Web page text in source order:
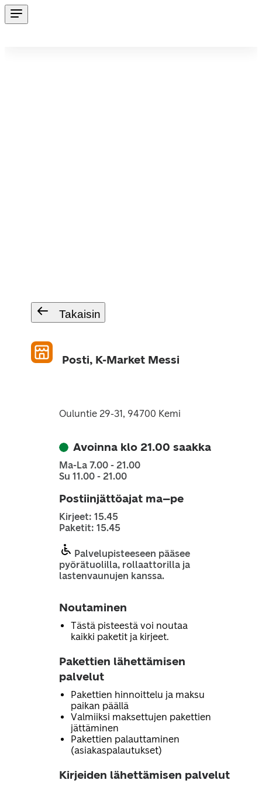
Takaisin
Posti, K-Market Messi
Ouluntie 29-31, 94700 Kemi
Avoinna klo 21.00 saakka
Ma-La 7.00 - 21.00
Su 11.00 - 21.00
Postiinjättöajat ma–pe
Kirjeet: 15.45
Paketit: 15.45
Palvelupisteeseen pääsee
pyörätuolilla, rollaattorilla ja
lastenvaunujen kanssa.
Noutaminen
Tästä pisteestä voi noutaa
kaikki paketit ja kirjeet.
Pakettien lähettämisen
palvelut
Pakettien hinnoittelu ja maksu
paikan päällä
Valmiiksi maksettujen pakettien
jättäminen
Pakettien palauttaminen
(asiakaspalautukset)
Kirjeiden lähettämisen palvelut